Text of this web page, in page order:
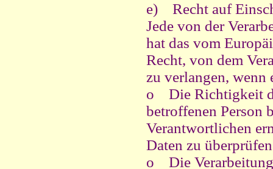
e) Recht auf
Jede von der
hat das vom
Recht, von dem
zu verlangen, wenn
o
Die Richtigkeit
betroffenen Person
Verantwortlichen
Daten zu
o
Die